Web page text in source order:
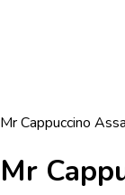
Mr Cappuccino
Mr